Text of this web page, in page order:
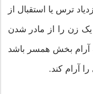
ترس یا استقبال از
یک زن را از مادر شدن
آرام بخش همسر باشد
آرام کند.